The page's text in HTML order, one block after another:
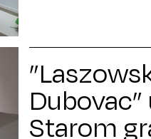
Dubovac”
Starom